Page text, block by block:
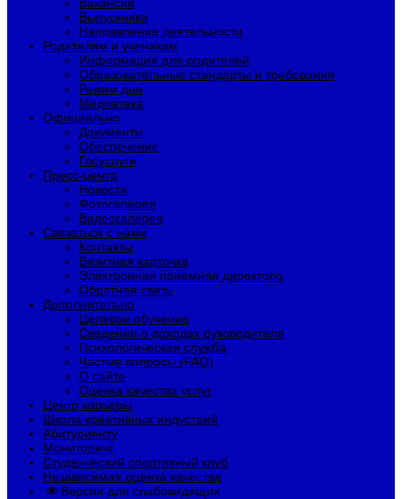
Выпускники
Направления деятельности
Родителям и ученикам
Информация для родителей
Образовательные стандарты и требования
Режим дня
Медиатека
Официально
Документы
Обеспечение
Госуслуги
Пресс-центр
Новости
Фотогалерея
Видеогалерея
Связаться с нами
Контакты
Визитная карточка
Электронная приемная директора
Обратная связь
Дополнительно
Целевое обучение
Сведения о доходах руководителя
Психологическая служба
Частые вопросы (FAQ)
О сайте
Оценка качества услуг
Центр карьеры
Школа креативных индустрий
Абитуриенту
Мониторинг
Студенческий спортивный клуб
Независимая оценка качества
Версия для слабовидящих